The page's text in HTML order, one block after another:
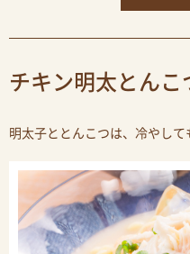
チキン明太とんこ
明太子ととんこつは、冷やして